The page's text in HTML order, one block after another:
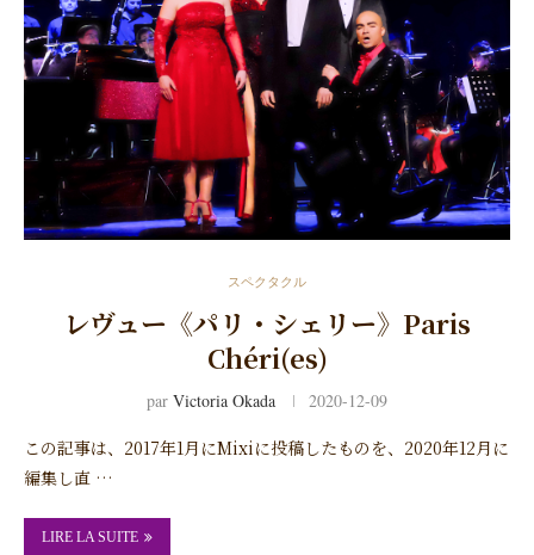
スペクタクル
レヴュー《パリ・シェリー》Paris
Chéri(es)
par Victoria Okada 2020-12-09
この記事は、2017年1月にMixiに投稿したものを、2020年12月に
編集し直 …
LIRE LA SUITE